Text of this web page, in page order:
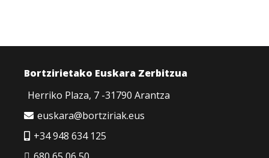
Bortzirietako Euskara Zerbitzua
Herriko Plaza, 7 -31790 Arantza
euskara@bortziriak.eus
+34 948 634 125